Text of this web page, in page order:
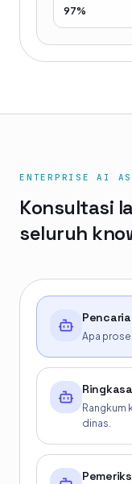
97%
ENTERPRISE AI
Konsultasi
seluruh
Apa
Rangkum
dinas.